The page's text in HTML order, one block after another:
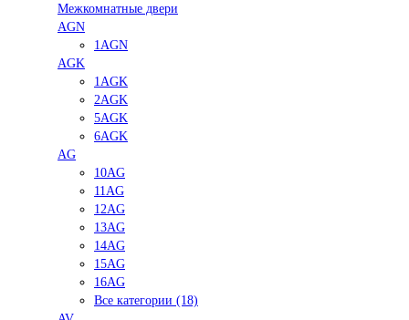
Межкомнатные двери
AGN
1AGN
AGK
1AGK
2AGK
5AGK
6AGK
AG
10AG
11AG
12AG
13AG
14AG
15AG
16AG
Все категории (18)